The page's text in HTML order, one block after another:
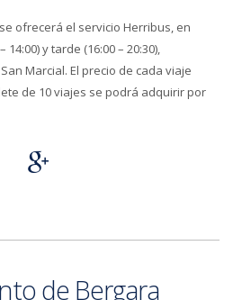
ofrecerá el servicio Herribus, en
y tarde (16:00 – 20:30),
Marcial. El precio de cada viaje
de 10 viajes se podrá adquirir por
de Bergara